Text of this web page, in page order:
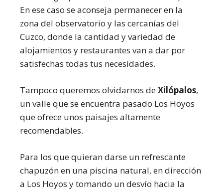
En ese caso se aconseja permanecer en la
zona del observatorio y las cercanías del
Cuzco, donde la cantidad y variedad de
alojamientos y restaurantes van a dar por
satisfechas todas tus necesidades.
Tampoco queremos olvidarnos deXilópalos,
un valle que se encuentra pasado Los Hoyos
que ofrece unos paisajes altamente
recomendables.
Para los que quieran darse un refrescante
chapuzón en una piscina natural, en dirección
a Los Hoyos y tomando un desvío hacia la